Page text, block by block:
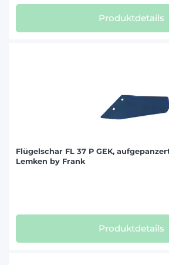
Produktdetails
Flügelschar FL 37 P GEK,
Lemken by Frank
Produktdetails